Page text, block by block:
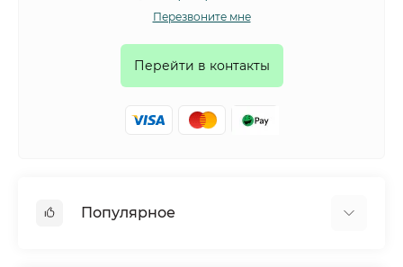
Перезвоните мне
Перейти в контакты
Популярное